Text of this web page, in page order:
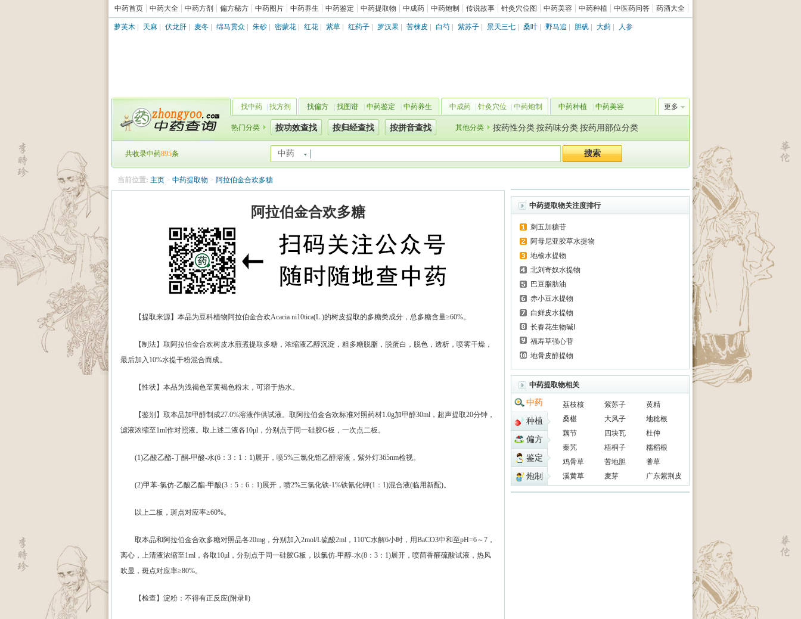
中药首页 中药大全 中药方剂 偏方秘方 中药图片 中药养生 中药鉴定 中药提取物 中成药 中药炮制 传说故事 针灸穴位图 中药美容 中药种植 中医药问答 药酒大全
萝芙木 天麻 伏龙肝 麦冬 绵马贯众 朱砂 密蒙花 红花 紫草 红药子 罗汉果 苦楝皮 白芍 紫苏子 景天三七 桑叶 野马追 胆矾 大蓟 人参
找中药 找方剂 找偏方 找图谱 中药鉴定 中药养生 中成药 针灸穴位 中药炮制 中药种植 中药美容 更多
热门分类 按功效查找 按归经查找 按拼音查找 其他分类 按药性分类 按药味分类 按药用部位分类
共收录中药895条 中药
当前位置: 主页 > 中药提取物 > 阿拉伯金合欢多糖
阿拉伯金合欢多糖
【提取来源】本品为豆科植物阿拉伯金合欢Acacia ni10tica(L.)的树皮提取的多糖类成分，总多糖含量≥60%。
【制法】取阿拉伯金合欢树皮水煎煮提取多糖，浓缩液乙醇沉淀，粗多糖脱脂，脱蛋白，脱色，透析，喷雾干燥，
最后加入10%水提干粉混合而成。
【性状】本品为浅褐色至黄褐色粉末，可溶于热水。
【鉴别】取本品加甲醇制成27.0%溶液作供试液。取阿拉伯金合欢标准对照药材1.0g加甲醇30ml，超声提取20分钟，
滤液浓缩至1ml作对照液。取上述二液各10μl，分别点于同一硅胶G板，一次点二板。
(1)乙酸乙酯-丁酮-甲酸-水(6：3：1：1)展开，喷5%三氯化铝乙醇溶液，紫外灯365nm检视。
(2)甲苯-氯仿-乙酸乙酯-甲酸(3：5：6：1)展开，喷2%三氯化铁-1%铁氰化钾(1：1)混合液(临用新配)。
以上二板，斑点对应率≥60%。
取本品和阿拉伯金合欢多糖对照品各20mg，分别加入2mol/L硫酸2ml，110℃水解6小时，用BaCO3中和至pH=6～7，
离心，上清液浓缩至1ml，各取10μl，分别点于同一硅胶G板，以氯仿-甲醇-水(8：3：1)展开，喷茴香醛硫酸试液，热风
吹显，斑点对应率≥80%。
【检查】淀粉：不得有正反应(附录Ⅱ)
中药提取物关注度排行
刺五加糖苷
阿母尼亚胶草水提物
地榆水提物
北刘寄奴水提物
巴豆脂肪油
赤小豆水提物
白鲜皮水提物
长春花生物碱Ⅰ
福寿草强心苷
地骨皮醇提物
中药提取物相关
中药
种植
偏方
鉴定
炮制
荔枝核 紫苏子
黄精
桑椹
大风子
地稔根
藕节
四块瓦
杜仲
秦艽
梧桐子
糯稻根
鸡骨草
苦地胆
蓍草
溪黄草
麦芽 广东紫荆皮